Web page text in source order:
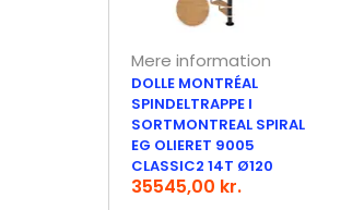
Mere information
DOLLE MONTRÉAL
SPINDELTRAPPE I
SORTMONTREAL SPIRAL
EG OLIERET 9005
CLASSIC2 14T Ø120
35545,00 kr.